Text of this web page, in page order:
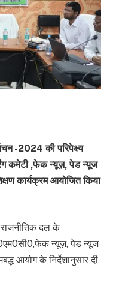
-2024 की परिपेक्ष्य
कमेटी ,फेक न्यूज़, पेड न्यूज
कार्यक्रम आयोजित किया
राजनीतिक दल के
न्यूज़, पेड न्यूज
आयोग के निर्देशानुसार दी